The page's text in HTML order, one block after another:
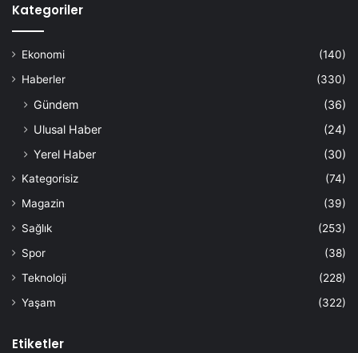
Kategoriler
Ekonomi
(140)
Haberler
(330)
Gündem
(36)
Ulusal Haber
(24)
Yerel Haber
(30)
Kategorisiz
(74)
Magazin
(39)
Sağlık
(253)
Spor
(38)
Teknoloji
(228)
Yaşam
(322)
Etiketler